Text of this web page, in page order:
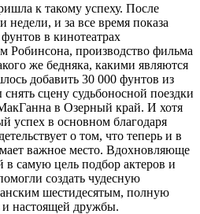
к такому успеху. После
недели, и за все время показа
в кинотеатрах
Робинсона, производство фильма
же бедняка, какими являются
добавить 30 000 фунтов из
сцену судьбоносной поездки
в Озерный край. И хотя
успех в основном благодаря
о том, что теперь и в
важное место. Вдохновляюще
самую цель подбор актеров и
создать чудесную
шестидесятым, полную
и настоящей дружбы.